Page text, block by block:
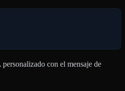
con el mensaje de